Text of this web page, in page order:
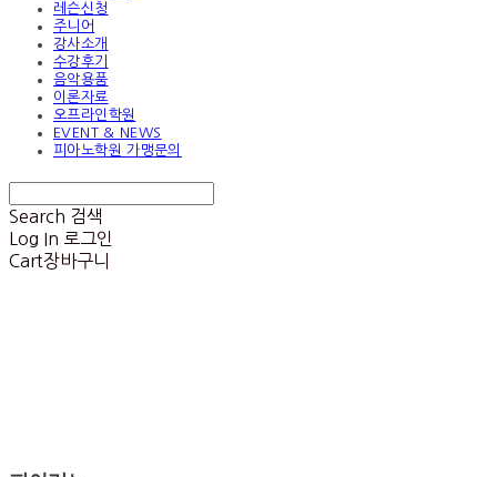
레슨신청
주니어
강사소개
수강후기
음악용품
이론자료
오프라인학원
EVENT & NEWS
피아노학원 가맹문의
Search 검색
Log In 로그인
Cart장바구니